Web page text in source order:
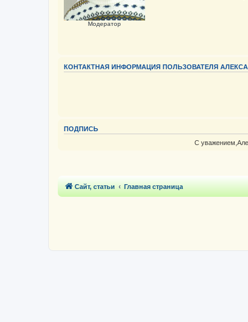
Модератор
КОНТАКТНАЯ ИНФОРМАЦИЯ ПОЛЬЗОВАТЕЛЯ
ПОДПИСЬ
С
Сайт, статьи Главная страница